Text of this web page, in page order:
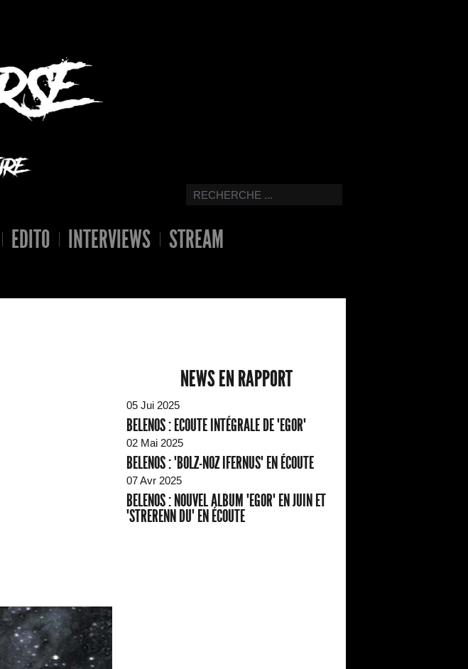
EDITO INTERVIEWS
STREAM
NEWS EN RAPPORT
05 Jui 2025
BELENOS : ECOUTE INTÉGRALE DE "EGOR"
02 Mai 2025
BELENOS : "BOLZ-NOZ IFERNUS" EN ÉCOUTE
07 Avr 2025
BELENOS : NOUVEL ALBUM "EGOR" EN JUIN ET
"STRERENN DU" EN ÉCOUTE